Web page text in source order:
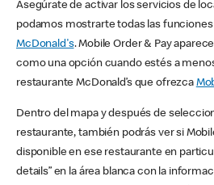
Asegúrate de activar los servicios de
podamos mostrarte todas las
McDonald's. Mobile Order & Pay
como una opción cuando estés a
restaurante McDonald’s que ofrezca
Dentro del mapa y después de
restaurante, también podrás ver si
disponible en ese restaurante en
details” en la área blanca con la